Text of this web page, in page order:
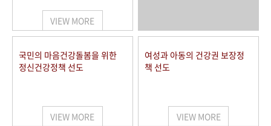
VIEW MORE
국민의 마음건강돌봄을 위한
정신건강정책 선도
VIEW MORE
여성과 아동의 건강권 보장정
책 선도
VIEW MORE